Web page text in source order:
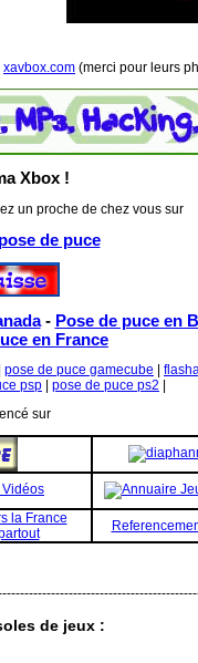
xavbox.com (merci pour leurs
Xbox !
un proche de chez vous sur
de puce
- Pose de puce en
en France
pose de puce gamecube
psp pose de puce ps2
sur
la France
de jeux :